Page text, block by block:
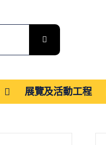
展覽及活動工程